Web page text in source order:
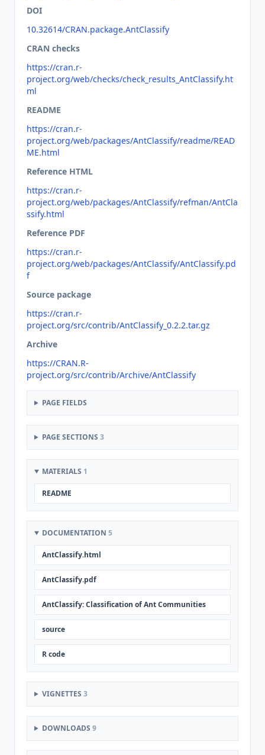
DOI
10.32614/CRAN.package.AntClassify
CRAN checks
https://cran.r-
project.org/web/checks/check_results_AntClassify.ht
ml
README
https://cran.r-
project.org/web/packages/AntClassify/readme/READ
ME.html
Reference HTML
https://cran.r-
project.org/web/packages/AntClassify/refman/AntCla
ssify.html
Reference PDF
https://cran.r-
project.org/web/packages/AntClassify/AntClassify.pd
f
Source package
https://cran.r-
project.org/src/contrib/AntClassify_0.2.2.tar.gz
Archive
https://CRAN.R-
project.org/src/contrib/Archive/AntClassify
PAGE FIELDS
PAGE SECTIONS 3
MATERIALS 1
README
DOCUMENTATION 5
AntClassify.html
AntClassify.pdf
AntClassify: Classification of Ant Communities
source
R code
VIGNETTES 3
DOWNLOADS 9